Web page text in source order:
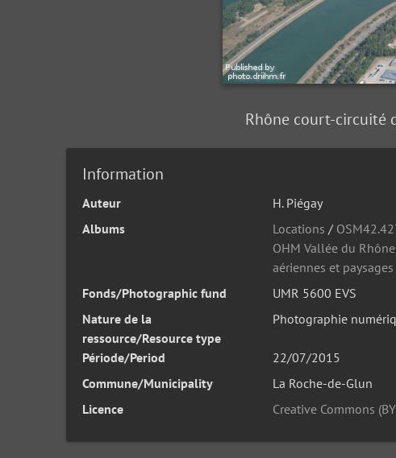
Rhône court-circuité
Information
Auteur
H. Piégay
Albums
Locations /
OHM Vallée du Rhône
aériennes et
Fonds/Photographic fund
UMR 5600 EVS
Nature de la
ressource/Resource type
Photographie
Période/Period
22/07/2015
Commune/Municipality
La Roche-de-Glun
Licence
Creative Commons